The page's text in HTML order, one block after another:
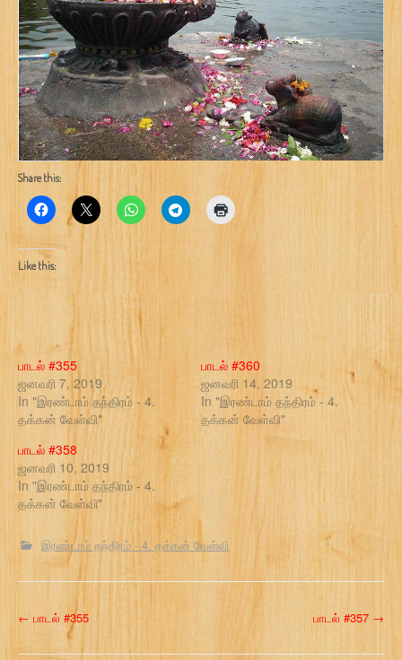
Share this:
Like this:
பாடல் #355
ஜனவரி 7, 2019
In "இரண்டாம் தந்திரம் - 4.
தக்கன் வேள்வி"
பாடல் #360
ஜனவரி 14, 2019
In "இரண்டாம் தந்திரம் - 4.
தக்கன் வேள்வி"
பாடல் #358
ஜனவரி 10, 2019
In "இரண்டாம் தந்திரம் - 4.
தக்கன் வேள்வி"
இரண்டாம் தந்திரம் - 4. தக்கன் வேள்வி
P
← பாடல் #355 பாடல் #357 →